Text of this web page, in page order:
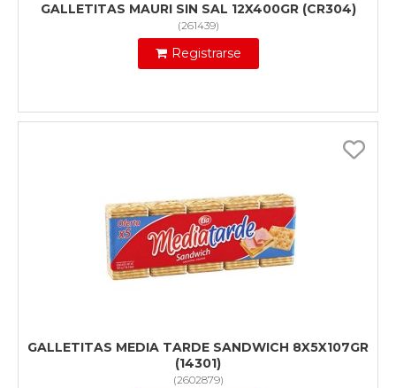
GALLETITAS MAURI SIN SAL 12X400GR (CR304)
(261439)
Registrarse
GALLETITAS MEDIA TARDE SANDWICH 8X5X107GR
(14301)
(2602879)